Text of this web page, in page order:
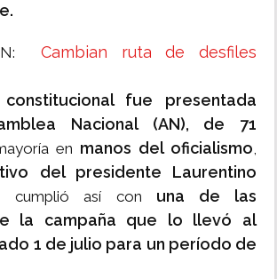
Cambian ruta de desfiles
fue presentada
Nacional (AN), de 71
en manos del oficialismo,
del presidente Laurentino
cumplió así con una de las
la campaña que lo llevó al
1 de julio para un período de